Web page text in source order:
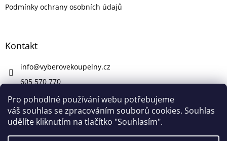
Pro pohodlné používání webu potřebujeme
váš souhlas se zpracováním souborů cookies. Souhlas
udělíte kliknutím na tlačítko "Souhlasím".
Podmínky ochrany osobních údajů
Kontakt
info@vyberovekoupelny.cz
605 570 770
https://www.facebook.com/vyberovekoupelny/